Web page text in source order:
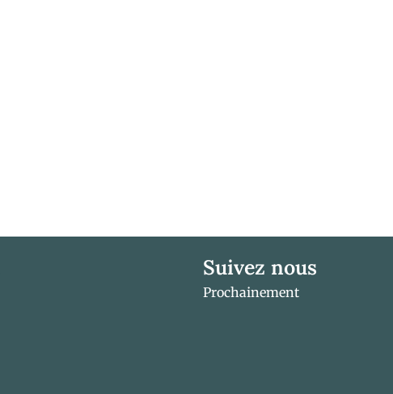
Suivez nous
Prochainement